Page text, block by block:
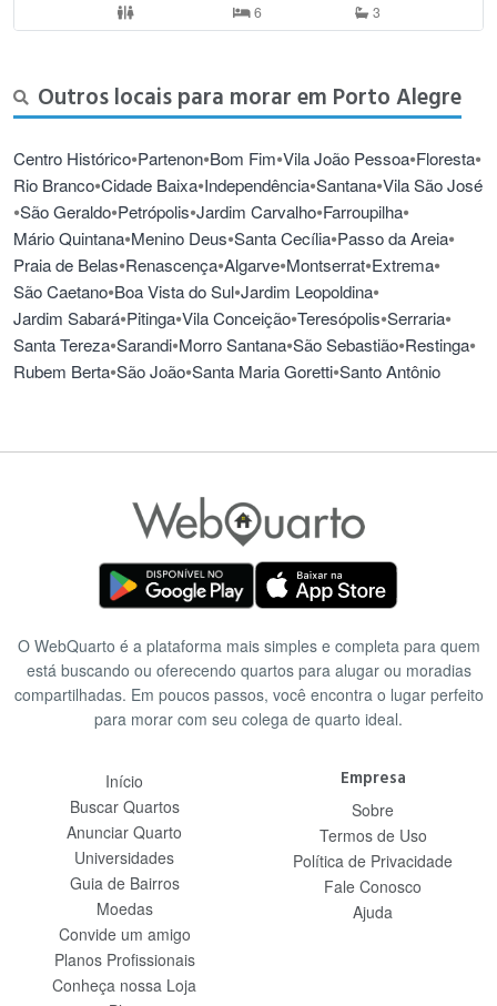
6 3
Outros locais para morar em Porto Alegre
Centro Histórico•Partenon•Bom Fim•Vila João Pessoa•Floresta•
Rio Branco•Cidade Baixa•Independência•Santana•Vila São José
•São Geraldo•Petrópolis•Jardim Carvalho•Farroupilha•
Mário Quintana•Menino Deus•Santa Cecília•Passo da Areia•
Praia de Belas•Renascença•Algarve•Montserrat•Extrema•
São Caetano•Boa Vista do Sul•Jardim Leopoldina•
Jardim Sabará•Pitinga•Vila Conceição•Teresópolis•Serraria•
Santa Tereza•Sarandi•Morro Santana•São Sebastião•Restinga•
Rubem Berta•São João•Santa Maria Goretti•Santo Antônio
O WebQuarto é a plataforma mais simples e completa para quem
está buscando ou oferecendo quartos para alugar ou moradias
compartilhadas. Em poucos passos, você encontra o lugar perfeito
para morar com seu colega de quarto ideal.
Início
Buscar Quartos
Anunciar Quarto
Universidades
Guia de Bairros
Moedas
Convide um amigo
Planos Profissionais
Conheça nossa Loja
Empresa
Sobre
Termos de Uso
Política de Privacidade
Fale Conosco
Ajuda